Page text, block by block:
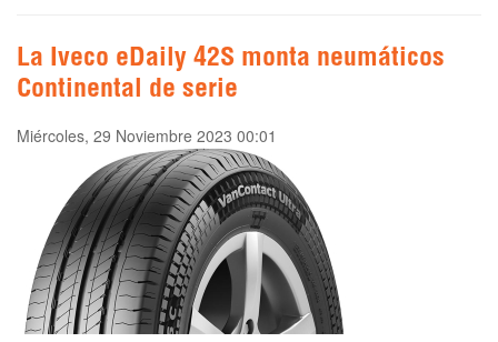
La Iveco eDaily 42S monta neumáticos
Continental de serie
Miércoles, 29 Noviembre 2023 00:01